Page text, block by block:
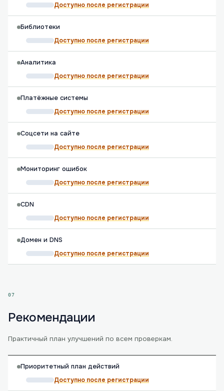
Доступно после регистрации
Библиотеки
Доступно после регистрации
Аналитика
Доступно после регистрации
Платёжные системы
Доступно после регистрации
Соцсети на сайте
Доступно после регистрации
Мониторинг ошибок
Доступно после регистрации
CDN
Доступно после регистрации
Домен и DNS
Доступно после регистрации
07
Рекомендации
Практичный план улучшений по всем проверкам.
Приоритетный план действий
Доступно после регистрации